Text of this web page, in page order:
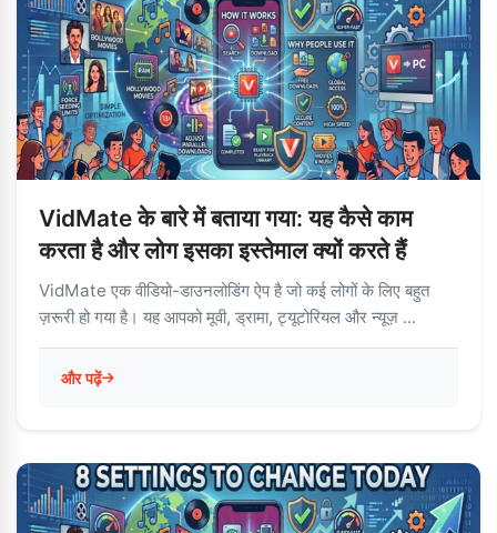
VidMate के बारे में बताया गया: यह कैसे काम
करता है और लोग इसका इस्तेमाल क्यों करते हैं
VidMate एक वीडियो-डाउनलोडिंग ऐप है जो कई लोगों के लिए बहुत
ज़रूरी हो गया है। यह आपको मूवी, ड्रामा, ट्यूटोरियल और न्यूज़ ...
और पढ़ें